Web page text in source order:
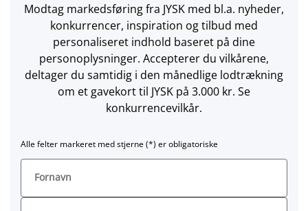
Modtag markedsføring fra JYSK med bl.a. nyheder,
konkurrencer, inspiration og tilbud med
personaliseret indhold baseret på dine
personoplysninger. Accepterer du vilkårene,
deltager du samtidig i den månedlige lodtrækning
om et gavekort til JYSK på 3.000 kr. Se
konkurrencevilkår.
Alle felter markeret med stjerne (*) er obligatoriske
Fornavn